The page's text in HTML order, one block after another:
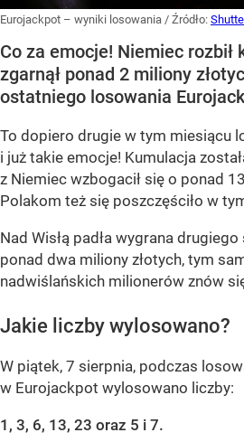
Eurojackpot – wyniki losowania / Źródło:
Co za emocje! Niemiec rozbił
zgarnął ponad 2 miliony
ostatniego losowania
To dopiero drugie w tym miesiącu
i już takie emocje! Kumulacja
z Niemiec wzbogacił się o ponad
Polakom też się poszczęściło w
Nad Wisłą padła wygrana
ponad dwa miliony złotych, tym
nadwiślańskich milionerów znów
Jakie liczby wylosowano?
W piątek, 7 sierpnia, podczas
w Eurojackpot wylosowano liczby:
1, 3, 6, 13, 23 oraz 5 i 7.